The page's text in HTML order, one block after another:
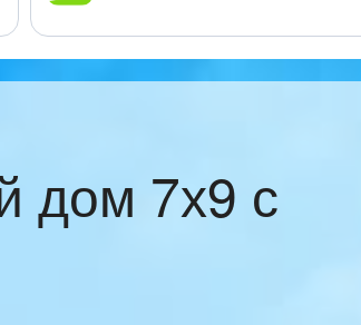
дом 7х9 с